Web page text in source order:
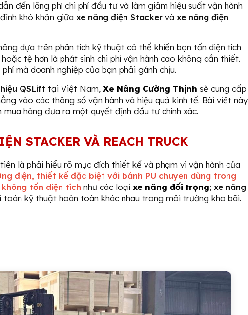
đến lãng phí chi phí đầu tư và làm giảm hiệu suất vận hành
khó khăn giữa xe nâng điện Stacker và xe nâng điện
dựa trên phân tích kỹ thuật có thể khiến bạn tốn diện tích
tệ hơn là phát sinh chi phí vận hành cao không cần thiết.
mà doanh nghiệp của bạn phải gánh chịu.
QSLift tại Việt Nam, Xe Nâng Cường Thịnh sẽ cung cấp
vào các thông số vận hành và hiệu quả kinh tế. Bài viết này
hàng đưa ra một quyết định đầu tư chính xác.
STACKER VÀ REACH TRUCK
là phải hiểu rõ mục đích thiết kế và phạm vi vận hành của
điện, thiết kế đặc biệt với bánh PU chuyên dùng trong
tốn diện tích như các loại xe nâng đối trọng; xe nâng
kỹ thuật hoàn toàn khác nhau trong môi trường kho bãi.